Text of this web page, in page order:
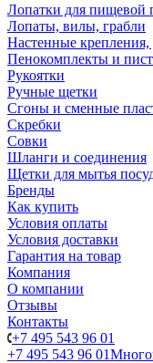
Лопатки для пищевой
Лопаты, вилы, грабли
Настенные крепления,
Пенокомплекты и
Рукоятки
Ручные щетки
Сгоны и сменные
Скребки
Совки
Шланги и соединения
Щетки для мытья
Бренды
Как купить
Условия оплаты
Условия доставки
Гарантия на товар
Компания
О компании
Отзывы
Контакты
+7 495 543 96 01
+7 495 543 96 01